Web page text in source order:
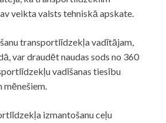
veikta valsts tehniskā apskate.
transportlīdzekļa vadītājam,
var draudēt naudas sods no 360
vadīšanas tiesību
mēnešiem.
izmantošanu ceļu